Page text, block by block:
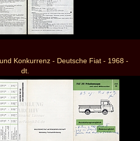
Konkurrenz - Deutsche Fiat - 1968 -
dt.